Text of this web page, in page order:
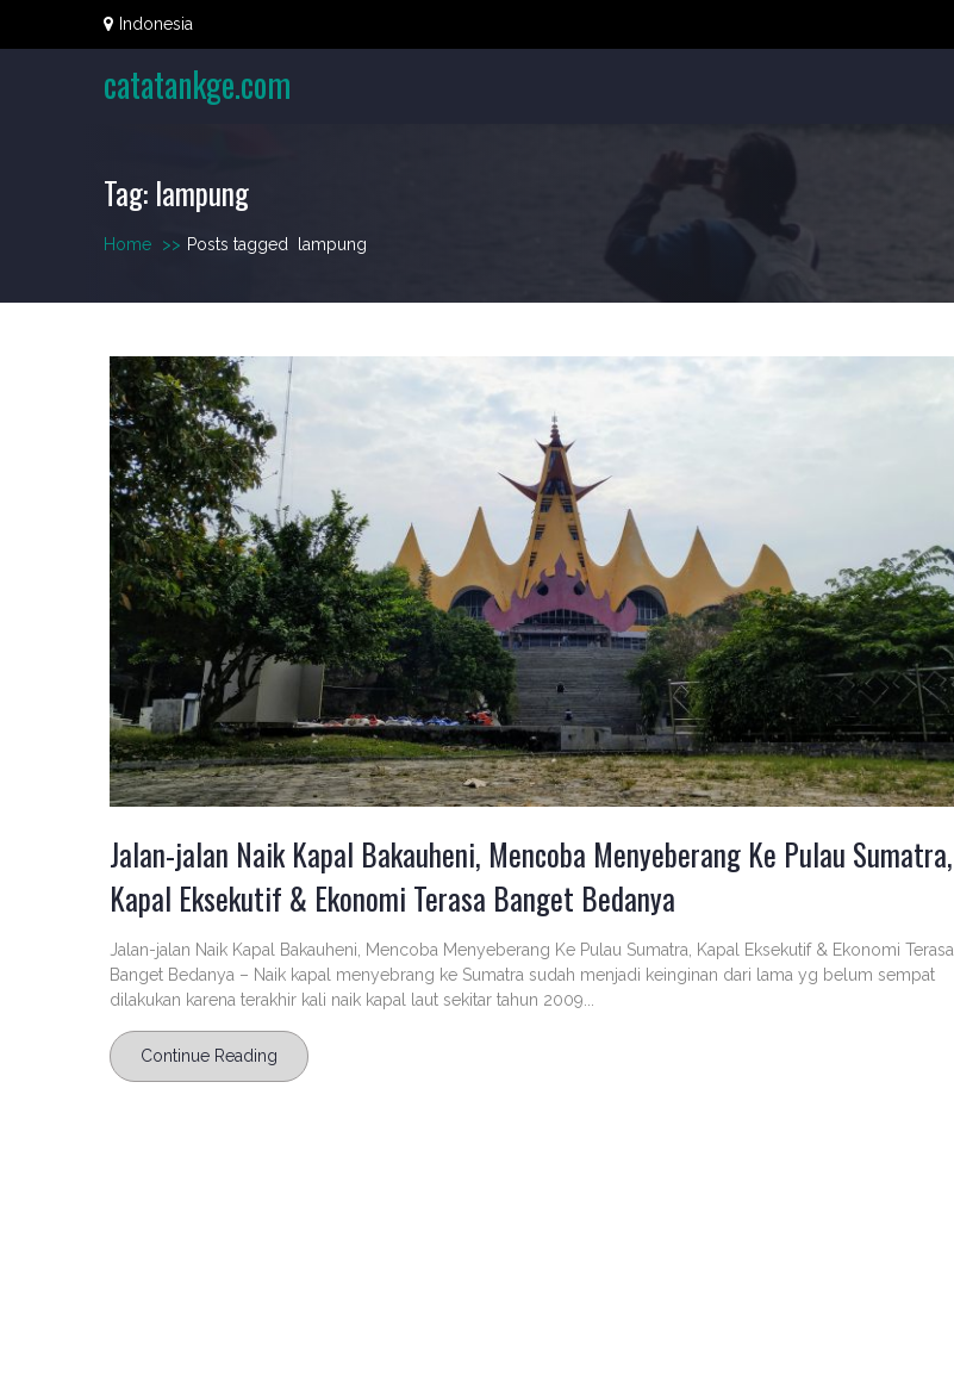
Indonesia
catatankge.com
Tag: lampung
Home >> Posts tagged lampung
Jalan-jalan Naik Kapal Bakauheni, Mencoba Menyeberang Ke Pulau Sumatra,
Kapal Eksekutif & Ekonomi Terasa Banget Bedanya
Jalan-jalan Naik Kapal Bakauheni, Mencoba Menyeberang Ke Pulau Sumatra, Kapal Eksekutif & Ekonomi Terasa
Banget Bedanya – Naik kapal menyebrang ke Sumatra sudah menjadi keinginan dari lama yg belum sempat
dilakukan karena terakhir kali naik kapal laut sekitar tahun 2009...
Continue Reading